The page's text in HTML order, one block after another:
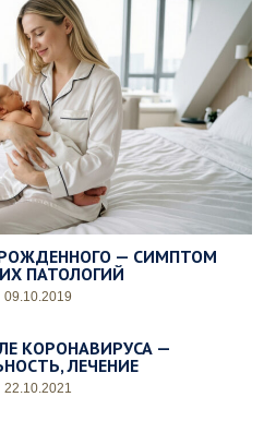
— СИМПТОМ
ПАТОЛОГИЙ
09.10.2019
КОРОНАВИРУСА —
ЛЕЧЕНИЕ
22.10.2021